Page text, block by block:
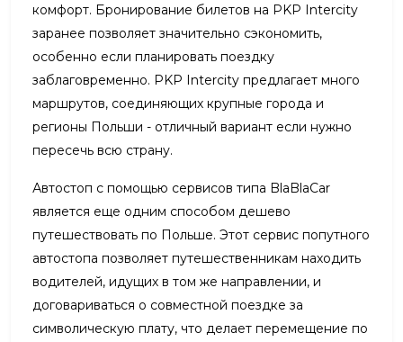
комфорт. Бронирование билетов на PKP Intercity
заранее позволяет значительно сэкономить,
особенно если планировать поездку
заблаговременно. PKP Intercity предлагает много
маршрутов, соединяющих крупные города и
регионы Польши - отличный вариант если нужно
пересечь всю страну.
Автостоп с помощью сервисов типа BlaBlaCar
является еще одним способом дешево
путешествовать по Польше. Этот сервис попутного
автостопа позволяет путешественникам находить
водителей, идущих в том же направлении, и
договариваться о совместной поездке за
символическую плату, что делает перемещение по